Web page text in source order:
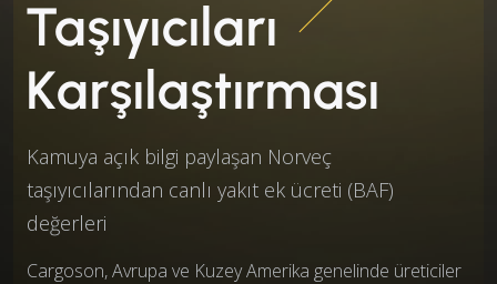
Taşıyıcıları
Karşılaştırması
Kamuya açık bilgi paylaşan Norveç
taşıyıcılarından canlı yakıt ek ücreti (BAF)
değerleri
Cargoson, Avrupa ve Kuzey Amerika genelinde üreticiler